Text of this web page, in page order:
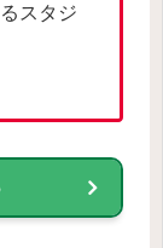
スタジ